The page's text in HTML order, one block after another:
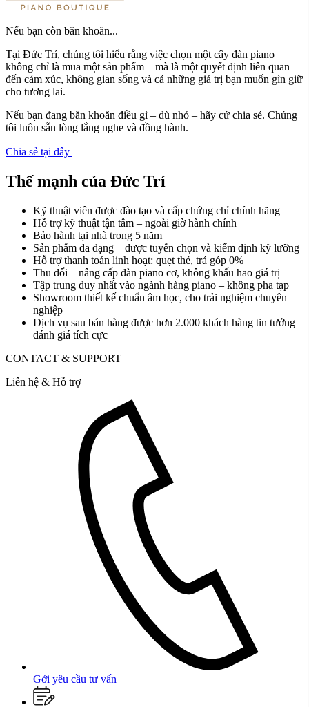
Nếu bạn còn băn khoăn...
Tại Đức Trí, chúng tôi hiểu rằng việc chọn một cây đàn piano
không chỉ là mua một sản phẩm – mà là một quyết định liên quan
đến cảm xúc, không gian sống và cả những giá trị bạn muốn gìn giữ
cho tương lai.
Nếu bạn đang băn khoăn điều gì – dù nhỏ – hãy cứ chia sẻ. Chúng
tôi luôn sẵn lòng lắng nghe và đồng hành.
Chia sẻ tại đây
Thế mạnh của Đức Trí
Kỹ thuật viên được đào tạo và cấp chứng chỉ chính hãng
Hỗ trợ kỹ thuật tận tâm – ngoài giờ hành chính
Bảo hành tại nhà trong 5 năm
Sản phẩm đa dạng – được tuyển chọn và kiểm định kỹ lưỡng
Hỗ trợ thanh toán linh hoạt: quẹt thẻ, trả góp 0%
Thu đổi – nâng cấp đàn piano cơ, không khấu hao giá trị
Tập trung duy nhất vào ngành hàng piano – không pha tạp
Showroom thiết kế chuẩn âm học, cho trải nghiệm chuyên
nghiệp
Dịch vụ sau bán hàng được hơn 2.000 khách hàng tin tưởng
đánh giá tích cực
CONTACT & SUPPORT
Liên hệ & Hỗ trợ
Gởi yêu cầu tư vấn